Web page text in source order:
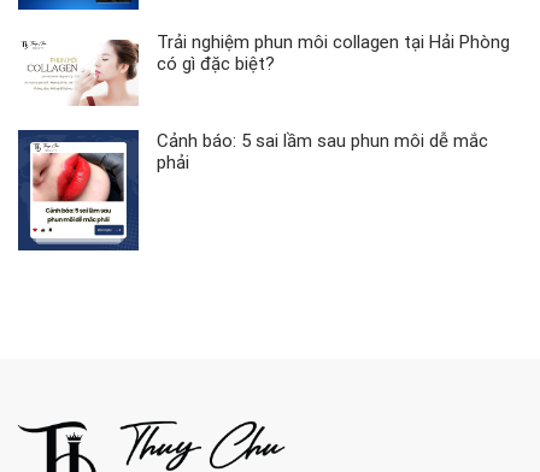
Trải nghiệm phun môi collagen tại Hải Phòng
có gì đặc biệt?
Cảnh báo: 5 sai lầm sau phun môi dễ mắc
phải